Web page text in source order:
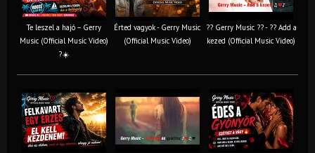
Te leszel a hajó – Gerry
Music (Official Music Video)
?☀️
Érted vagyok - Gerry Music
(Official Music Video)
?? Gerry Music ?? - ?? Add a
kezed (Official Music Video)